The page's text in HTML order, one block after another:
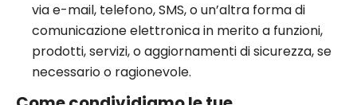
via e-mail, telefono, SMS, o un’altra forma di
comunicazione elettronica in merito a funzioni,
prodotti, servizi, o aggiornamenti di sicurezza, se
necessario o ragionevole.